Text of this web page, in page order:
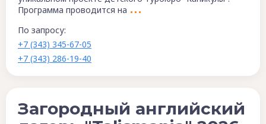
Программа проводится на
По запросу:
+7 (343) 345-67-05
+7 (343) 286-19-40
Загородный английский